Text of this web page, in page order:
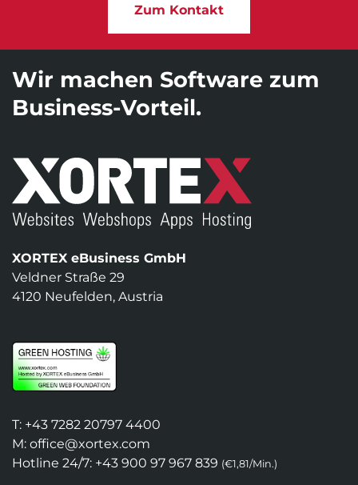
Zum Kontakt
Wir machen Software zum
Business-Vorteil.
XORTEX eBusiness GmbH
Veldner Straße 29
4120 Neufelden, Austria
T: +43 7282 20797 4400
M: office@xortex.com
Hotline 24/7: +43 900 97 967 839 (€1,81/Min.)